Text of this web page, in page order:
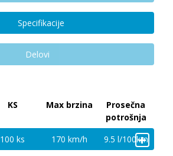
Specifikacije
Delovi
KS Max brzina
Prosečna
potrošnja
100 ks 170 km/h 9.5 l/100km
+